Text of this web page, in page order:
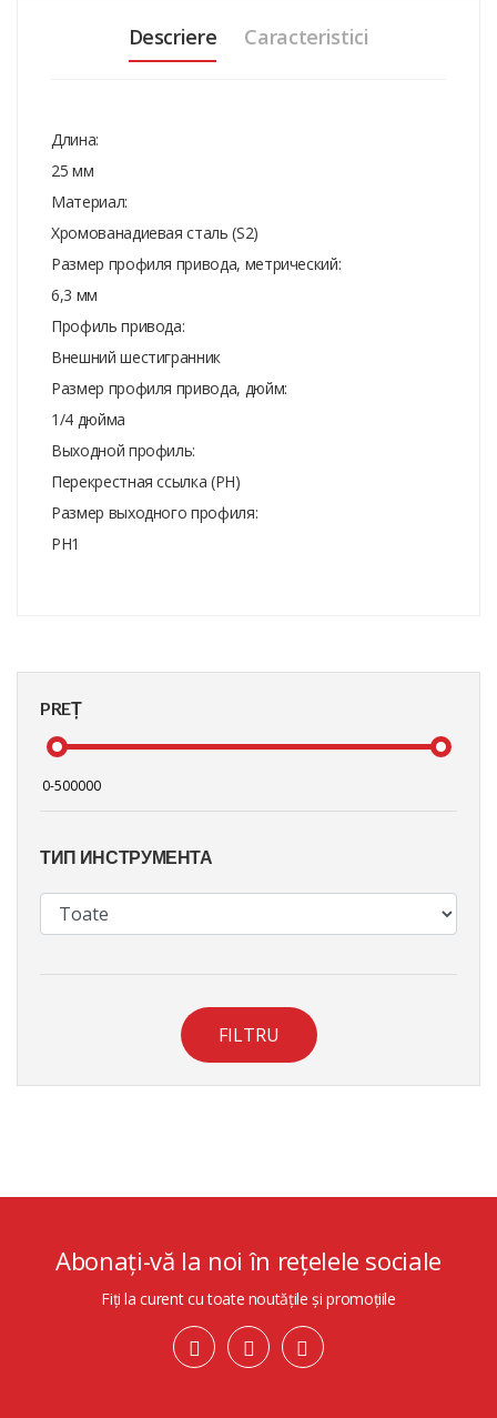
PREȚ
ТИП ИНСТРУМЕНТА
FILTRU
Descriere Caracteristici
Длина:
25 мм
Материал:
Хромованадиевая сталь (S2)
Размер профиля привода, метрический:
6,3 мм
Профиль привода:
Внешний шестигранник
Размер профиля привода, дюйм:
1/4 дюйма
Выходной профиль:
Перекрестная ссылка (PH)
Размер выходного профиля:
PH1
Abonați-vă la noi în rețelele sociale
Fiți la curent cu toate noutățile și promoțiile